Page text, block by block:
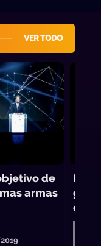
VER TODO
de
armas
Los